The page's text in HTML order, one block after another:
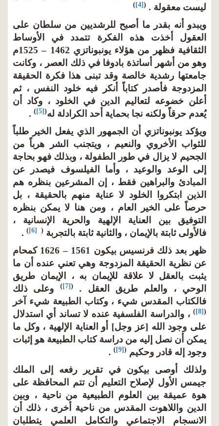
ليست معقولة . (
[4]
)
ويبدو أنه بقدر ما أصبح للرشديين من سلطان على
العقول أخذت هذه الفكرة تتمدد في الأوساط
الثقافية فظهر من هؤلاء يونبوناتزي 1462 – 1525م
وهو من أشهر أساتذة بادوفا في ذلك العصر ، وكانت
جامعتها رشدية خالصة وقد تبنى هذا فكرة الحقيقة
المزدوجة فأصدر كتاباً أنكر فيه خلود النفس ، ثم
أعلن خضوعه لتعاليم الدين في الخلود ، وكاد أن
يُعدم حرقاً ولكنه نجا بحماية أحد الكرادلة له(
[5]
)
.
ويؤكد يونبوناتزي أن الجمهور الذي يفعل الخير طلباً
للثواب الأخروي والنعيم ، ويتجنب الشر هرباً من
الجحيم لا يزال في طور الطفولة ، وبذلك فهو بحاجة
إلى الوعد والوعيد ، وأما الفيلسوف فيصدر عن
المبادئ والبراهين فقط ، إن المشرعين بنظره هم
الذين ابتكروا الخلود لا عناية منهم بالحقيقة ، بل
حرصاً على الخير العام ، ومن هنا لا يمكن بنظره
التوفيق بين العناية الإلهية والحرية الإنسانية ،
فالأولى ثابتة بالإيمان ، والثانية ثابتة بالتجربة (
[6]
)
.
ظهر بعد ذلك فرنسيس بيكون 1561 – 1626 كمحام
عن نظرية الحقيقة المزدوجة وهي تعني عنده أن ما
يثبت بالعقل لا علاقة للإيمان به ، الإيمان طريق
الوحي ، والعلم طريق العقل .
(
[7]
)
وعلى ذلك
فالكتاب المقدس شيء ، وكتاب الطبيعة شيء آخر
(
[8]
) ، والدراسة الفلسفية عنده لا تساند أي استدلال
على وجود الله [عز وجل] أو العناية الإلهية ، وكل ما
يمكن أن نصل إليه من دراسة كتاب الطبيعة هو إثبات
وجود إله قادر وحكيم (
[9]
)
.
ولذلك أوصى بيكون في تقرير رفعه إلى الملك
جيمس الأول لإصلاح التعليم أن تتم المحافظة على
هوة عميقة بين العلوم الطبيعية من ناحية ، وبين
الدين واللاهوت المقدس من ناحية أخرى ، ذلك أن
الانسجام الاجتماعي والتكامل العلمي يتطلبان